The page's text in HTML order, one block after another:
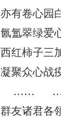
亦有卷心园
氤氲翠绿爱
西红柿子三
凝聚众心战
……
群友诸君各